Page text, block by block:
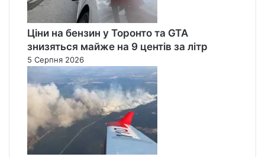
Ціни на бензин у Торонто та GTA
знизяться майже на 9 центів за літр
5 Серпня 2026